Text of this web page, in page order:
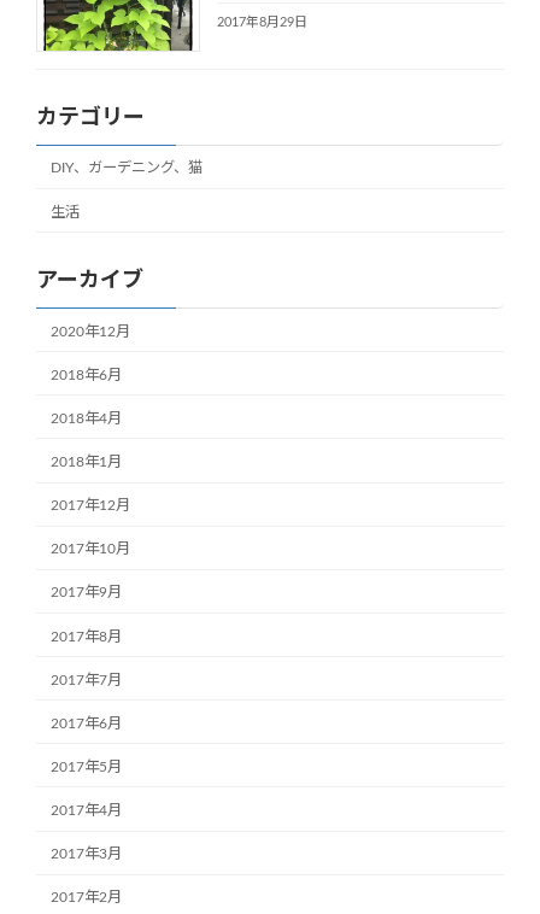
2017年8月29日
カテゴリー
DIY、ガーデニング、猫
生活
アーカイブ
2020年12月
2018年6月
2018年4月
2018年1月
2017年12月
2017年10月
2017年9月
2017年8月
2017年7月
2017年6月
2017年5月
2017年4月
2017年3月
2017年2月